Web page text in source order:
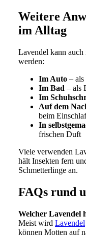
Weitere
im Alltag
Lavendel kann auch
werden:
Im Auto – als
Im Bad – als
Im
Auf dem
beim
In
frischen Duft
Viele verwenden
hält Insekten fern
Schmetterlinge an.
FAQs rund
Welcher Lavendel
Meist wird Lavendel
können Motten auf